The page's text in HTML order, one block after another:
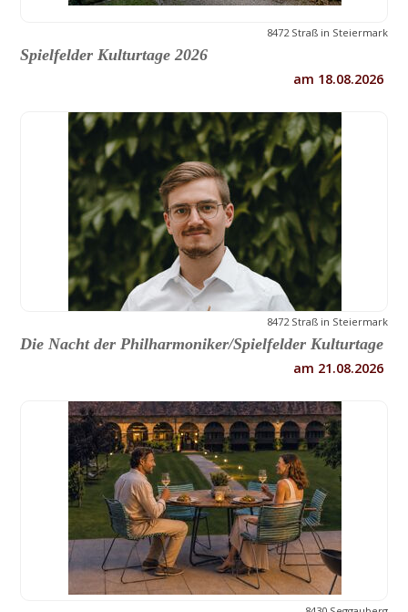
8472 Straß in Steiermark
Spielfelder Kulturtage 2026
am 18.08.2026
8472 Straß in Steiermark
Die Nacht der Philharmoniker/Spielfelder Kulturtage
am 21.08.2026